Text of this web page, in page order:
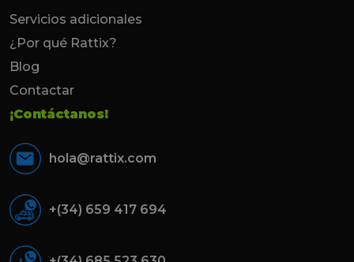
Servicios adicionales
¿Por qué Rattix?
Blog
Contactar
¡Contáctanos!
hola@rattix.com
+(34) 659 417 694